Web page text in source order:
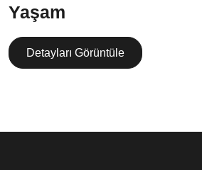
Yaşam
Detayları Görüntüle